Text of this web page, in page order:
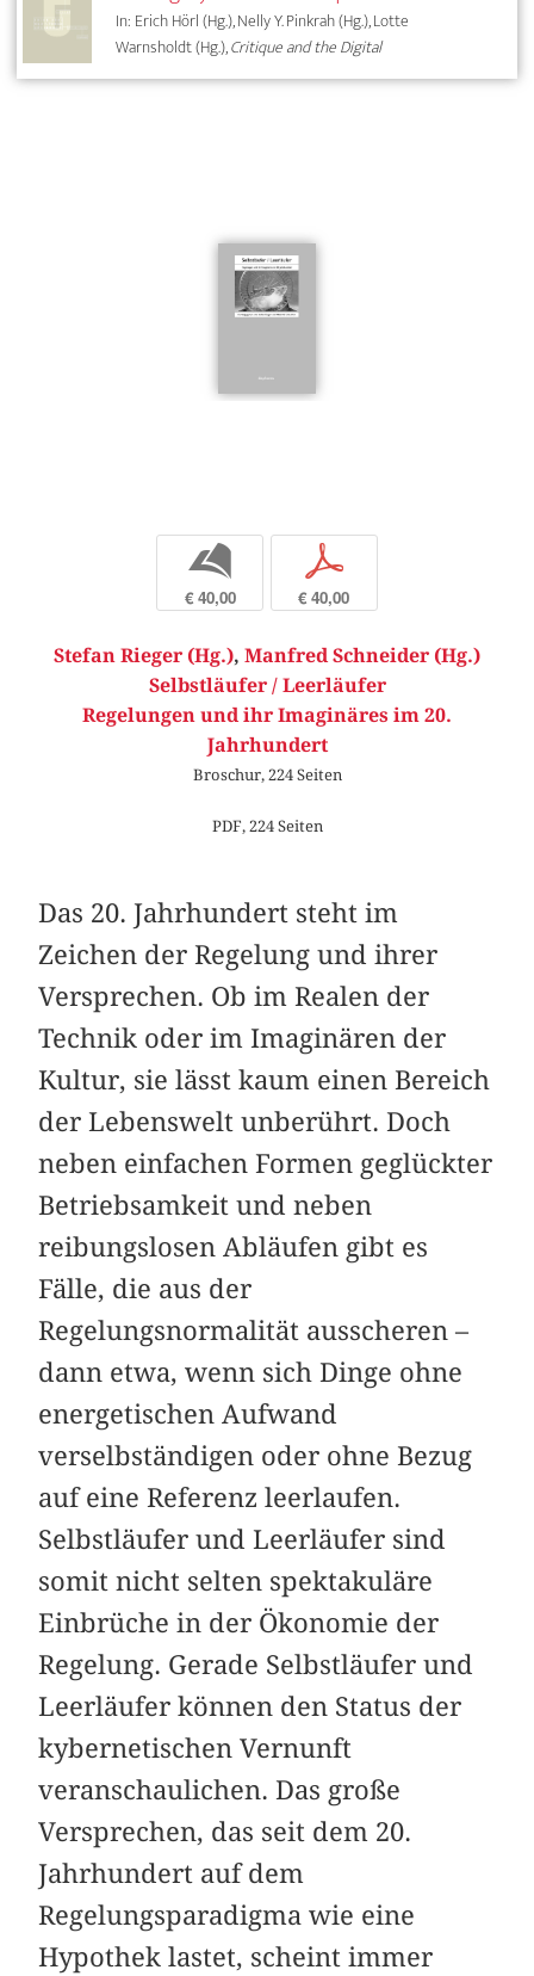
In: Erich Hörl (Hg.), Nelly Y. Pinkrah (Hg.), Lotte
Warnsholdt (Hg.),Critique and the Digital
b
€ 40,00
p
€ 40,00
Stefan Rieger (Hg.), Manfred Schneider (Hg.)
Selbstläufer / Leerläufer
Regelungen und ihr Imaginäres im 20.
Jahrhundert
Broschur, 224 Seiten
PDF, 224 Seiten
Das 20. Jahrhundert steht im
Zeichen der Regelung und ihrer
Versprechen. Ob im Realen der
Technik oder im Imaginären der
Kultur, sie lässt kaum einen Bereich
der Lebenswelt unberührt. Doch
neben einfachen Formen geglückter
Betriebsamkeit und neben
reibungslosen Abläufen gibt es
Fälle, die aus der
Regelungsnormalität ausscheren –
dann etwa, wenn sich Dinge ohne
energetischen Aufwand
verselbständigen oder ohne Bezug
auf eine Referenz leerlaufen.
Selbstläufer und Leerläufer sind
somit nicht selten spektakuläre
Einbrüche in der Ökonomie der
Regelung. Gerade Selbstläufer und
Leerläufer können den Status der
kybernetischen Vernunft
veranschaulichen. Das große
Versprechen, das seit dem 20.
Jahrhundert auf dem
Regelungsparadigma wie eine
Hypothek lastet, scheint immer